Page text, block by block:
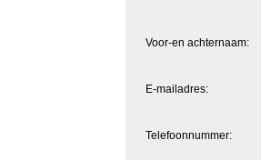
Voor-en achternaam:
E-mailadres:
Telefoonnummer: